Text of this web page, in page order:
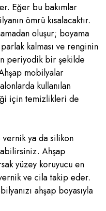
Eğer bu bakımlar
ömrü kısalacaktır.
oluşur; boyama
kalması ve renginin
periyodik bir şekilde
Ahşap mobilyalar
kullanılan
için temizlikleri de
ya da silikon
Ahşap
yüzey koruyucu en
ve cila takip eder.
ahşap boyasıyla